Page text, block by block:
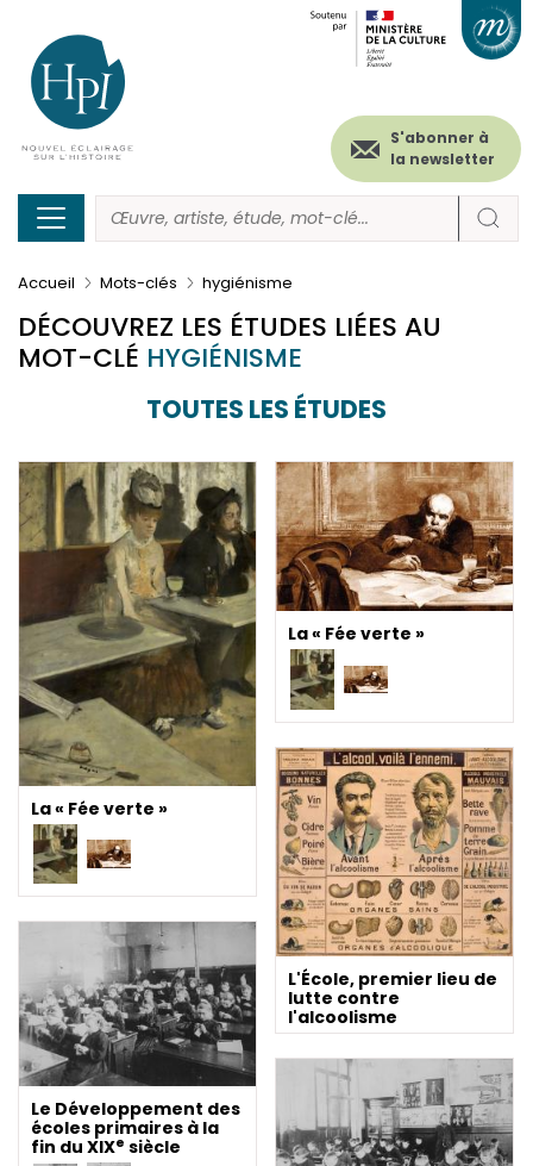
contenu
principal
Menu
secondaire
(header)
S'abonner à
la newsletter
Accueil Mots-clés hygiénisme
DÉCOUVREZ LES ÉTUDES LIÉES AU
MOT-CLÉ HYGIÉNISME
TOUTES LES ÉTUDES
La « Fée verte »
La « Fée verte »
L'École, premier lieu de
lutte contre
l'alcoolisme
Le Développement des
écoles primaires à la
fin du XIXe siècle